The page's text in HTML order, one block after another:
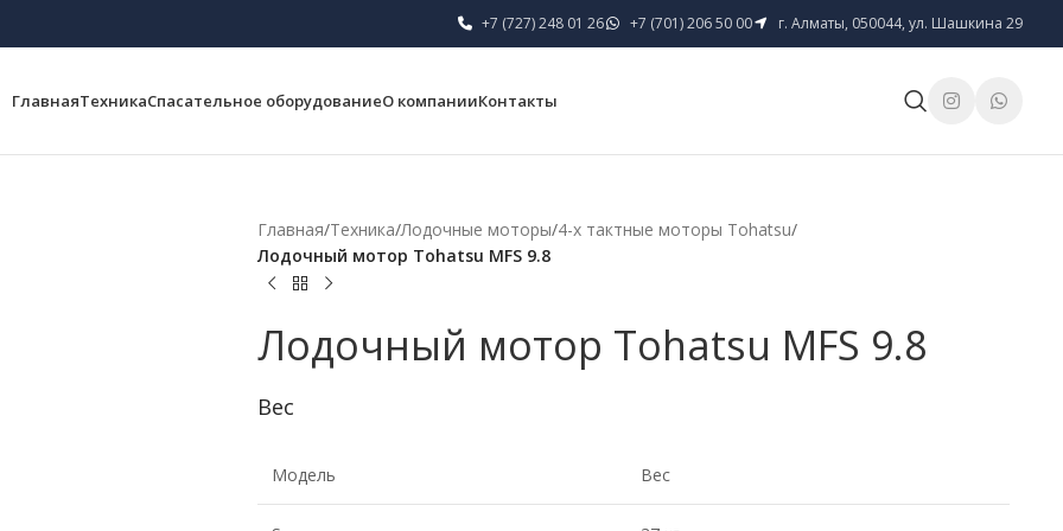
+7 (727) 248 01 26 +7 (701) 206 50 00 г. Алматы, 050044, ул. Шашкина 29
ГлавнаяТехникаСпасательное оборудованиеО компанииКонтакты
Главная/Техника/Лодочные моторы/4-х тактные моторы Tohatsu/
Лодочный мотор Tohatsu MFS 9.8
Лодочный мотор Tohatsu MFS 9.8
Вес
Модель Вес